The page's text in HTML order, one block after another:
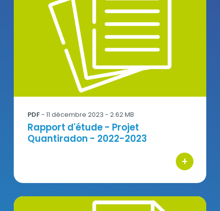
PDF- 11 décembre 2023 - 2.62 MB
Titre
Rapport d'étude - Projet
Quantiradon - 2022-2023
+
bouton
Quantiradon_presentation_resultats_2022.pdf